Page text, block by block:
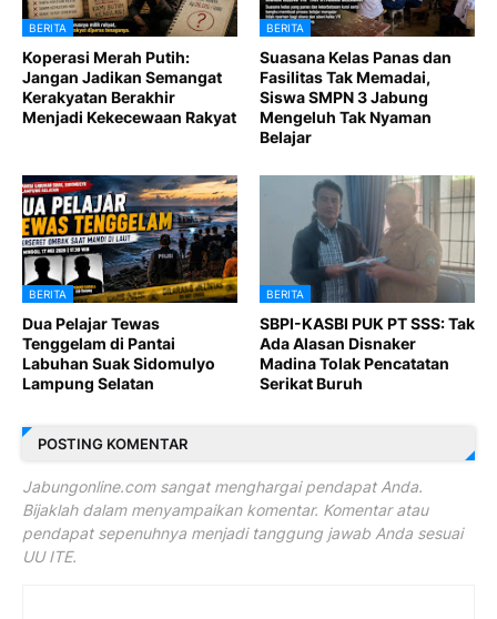
BERITA
Koperasi Merah Putih:
Jangan Jadikan Semangat
Kerakyatan Berakhir
Menjadi Kekecewaan Rakyat
BERITA
Suasana Kelas Panas dan
Fasilitas Tak Memadai,
Siswa SMPN 3 Jabung
Mengeluh Tak Nyaman
Belajar
BERITA
Dua Pelajar Tewas
Tenggelam di Pantai
Labuhan Suak Sidomulyo
Lampung Selatan
BERITA
SBPI-KASBI PUK PT SSS: Tak
Ada Alasan Disnaker
Madina Tolak Pencatatan
Serikat Buruh
POSTING KOMENTAR
Jabungonline.com sangat menghargai pendapat Anda.
Bijaklah dalam menyampaikan komentar. Komentar atau
pendapat sepenuhnya menjadi tanggung jawab Anda sesuai
UU ITE.